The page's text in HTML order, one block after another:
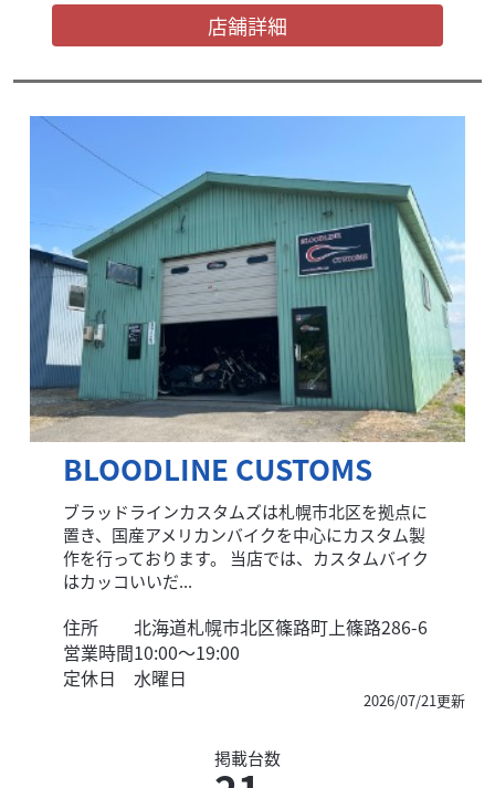
店舗詳細
BLOODLINE CUSTOMS
ブラッドラインカスタムズは札幌市北区を拠点に
置き、国産アメリカンバイクを中心にカスタム製
作を行っております。 当店では、カスタムバイク
はカッコいいだ...
住所
北海道札幌市北区篠路町上篠路286-6
営業時間10:00～19:00
定休日
水曜日
2026/07/21更新
掲載台数